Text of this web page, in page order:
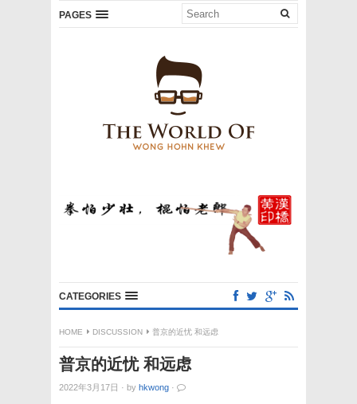
PAGES
CATEGORIES
HOME DISCUSSION 普京的近忧 和远虑
普京的近忧 和远虑
2022年3月17日 · by hkwong ·